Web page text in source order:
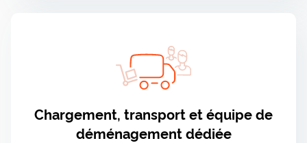
Chargement, transport et équipe de
déménagement dédiée